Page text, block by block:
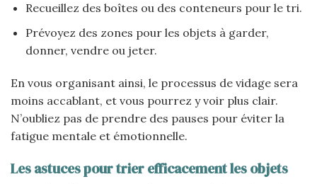
Recueillez des boîtes ou des conteneurs pour le tri.
Prévoyez des zones pour les objets à garder,
donner, vendre ou jeter.
En vous organisant ainsi, le processus de vidage sera
moins accablant, et vous pourrez y voir plus clair.
N’oubliez pas de prendre des pauses pour éviter la
fatigue mentale et émotionnelle.
Les astuces pour trier efficacement les objets